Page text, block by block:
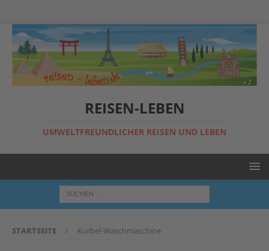
REISEN-LEBEN
UMWELTFREUNDLICHER REISEN UND LEBEN
STARTSEITE Kurbel-Waschmaschine